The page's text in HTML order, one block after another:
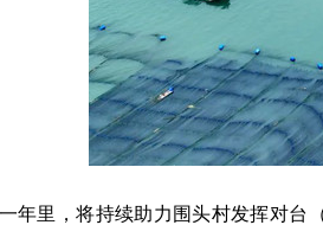
里，将持续助力围头村发挥对台